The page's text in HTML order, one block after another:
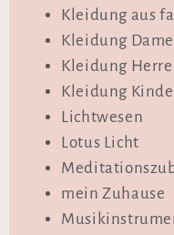
Kleidung aus
Kleidung
Kleidung
Kleidung
Lichtwesen
Lotus Licht
mein Zuhause